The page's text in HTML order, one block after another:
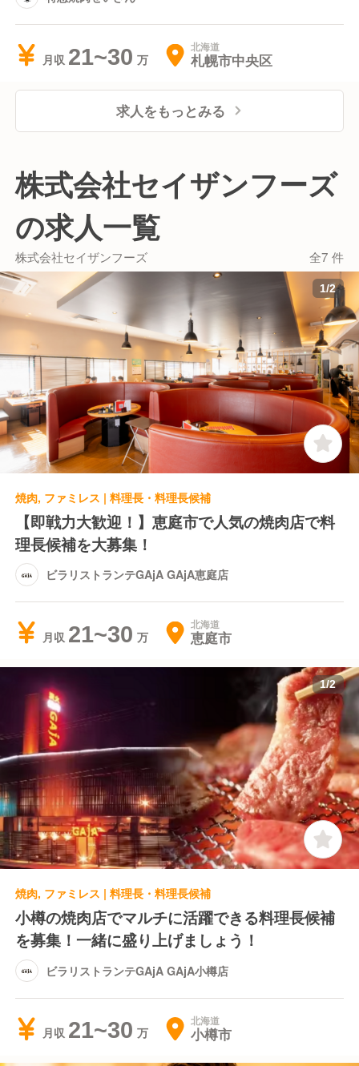
月収 21~30 北海道
札幌市中央区
求人をもっとみる
株式会社セイザンフーズ
の求人一覧
株式会社セイザンフーズ 全7 件
1/2
焼肉, ファミレス | 料理長・料理長候補
【即戦力大歓迎！】恵庭市で人気の焼肉店で料
理長候補を大募集！
ビラリストランテGAjA GAjA恵庭店
月収 21~30 北海道
恵庭市
1/2
焼肉, ファミレス | 料理長・料理長候補
小樽の焼肉店でマルチに活躍できる料理長候補
を募集！一緒に盛り上げましょう！
ビラリストランテGAjA GAjA小樽店
月収 21~30 北海道
小樽市